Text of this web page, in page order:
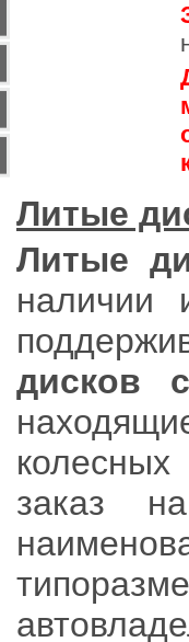
Литые
Литые
наличии
дисков
заказ